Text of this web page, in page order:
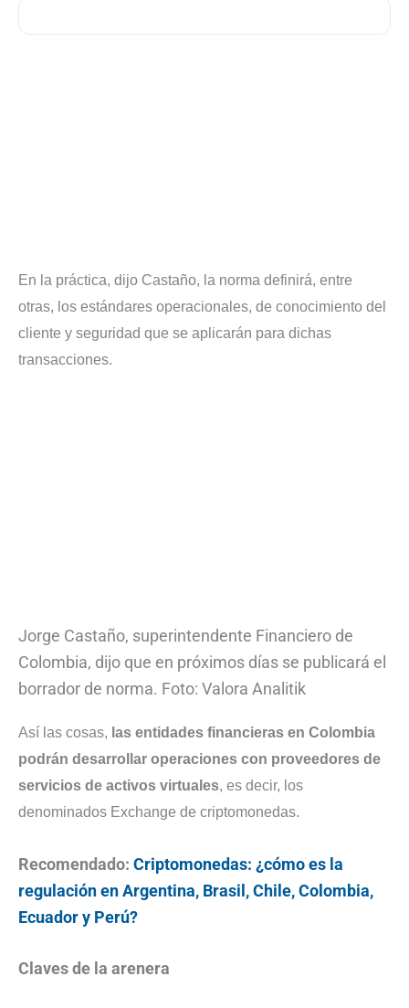
En la práctica, dijo Castaño, la norma definirá, entre
otras, los estándares operacionales, de conocimiento del
cliente y seguridad que se aplicarán para dichas
transacciones.
Jorge Castaño, superintendente Financiero de
Colombia, dijo que en próximos días se publicará el
borrador de norma. Foto: Valora Analitik
Así las cosas, las entidades financieras en Colombia
podrán desarrollar operaciones con proveedores de
servicios de activos virtuales, es decir, los
denominados Exchange de criptomonedas.
Recomendado: Criptomonedas: ¿cómo es la
regulación en Argentina, Brasil, Chile, Colombia,
Ecuador y Perú?
Claves de la arenera